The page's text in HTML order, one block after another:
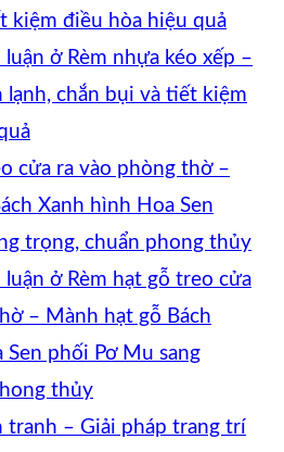
kiệm điều hòa hiệu quả
luận ở Rèm nhựa kéo xếp –
lạnh, chắn bụi và tiết kiệm
cửa ra vào phòng thờ –
Xanh hình Hoa Sen
trọng, chuẩn phong thủy
luận ở Rèm hạt gỗ treo cửa
– Mành hạt gỗ Bách
Sen phối Pơ Mu sang
thủy
tranh – Giải pháp trang trí